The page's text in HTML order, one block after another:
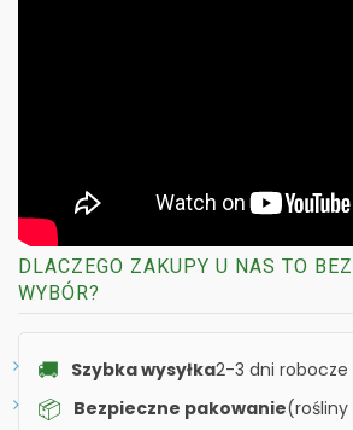
DLACZEGO ZAKUPY U NAS TO
WYBÓR?
🚚 Szybka wysyłka2-3 dni robocze
📦 Bezpieczne pakowanie